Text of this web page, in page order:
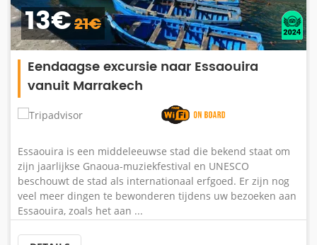
13€21€
Eendaagse excursie naar Essaouira
vanuit Marrakech
Essaouira is een middeleeuwse stad die bekend staat om
zijn jaarlijkse Gnaoua-muziekfestival en UNESCO
beschouwt de stad als internationaal erfgoed. Er zijn nog
veel meer dingen te bewonderen tijdens uw bezoeken aan
Essaouira, zoals het aan ...